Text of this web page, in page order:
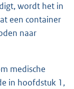
wordt het in
een container
naar
medische
in hoofdstuk 1,